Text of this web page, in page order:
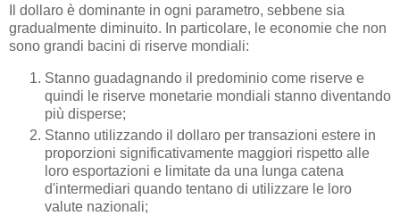
Il dollaro è dominante in ogni parametro, sebbene sia
gradualmente diminuito. In particolare, le economie che non
sono grandi bacini di riserve mondiali:
Stanno guadagnando il predominio come riserve e
quindi le riserve monetarie mondiali stanno diventando
più disperse;
Stanno utilizzando il dollaro per transazioni estere in
proporzioni significativamente maggiori rispetto alle
loro esportazioni e limitate da una lunga catena
d'intermediari quando tentano di utilizzare le loro
valute nazionali;